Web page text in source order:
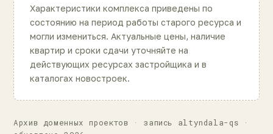
Характеристики комплекса приведены по
состоянию на период работы старого ресурса и
могли измениться. Актуальные цены, наличие
квартир и сроки сдачи уточняйте на
действующих ресурсах застройщика и в
каталогах новостроек.
Архив доменных проектов · запись altyndala-qs ·